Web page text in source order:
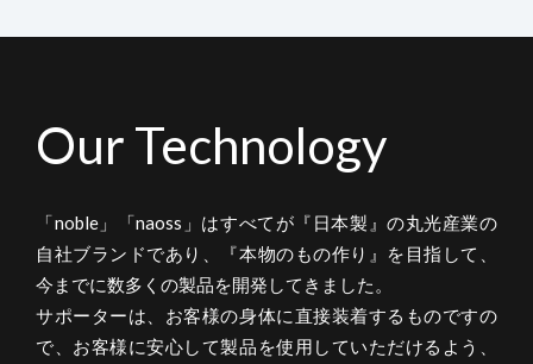
Our Technology
「noble」「naoss」はすべてが『日本製』の丸光産業の
自社ブランドであり、『本物のもの作り』を目指して、
今までに数多くの製品を開発してきました。
サポーターは、お客様の身体に直接装着するものですの
で、お客様に安心して製品を使用していただけるよう、